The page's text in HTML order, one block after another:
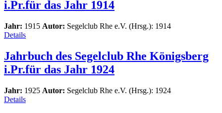
i.Pr.für das Jahr 1914
Jahr: 1915 Autor: Segelclub Rhe e.V. (Hrsg.): 1914
Details
Jahrbuch des Segelclub Rhe Königsberg
i.Pr.für das Jahr 1924
Jahr: 1925 Autor: Segelclub Rhe e.V. (Hrsg.): 1924
Details